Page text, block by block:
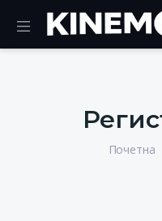
Почетна